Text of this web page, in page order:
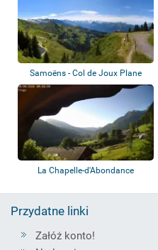
Samoëns - Col de Joux Plane
La Chapelle-d'Abondance
Przydatne linki
Załóż konto!